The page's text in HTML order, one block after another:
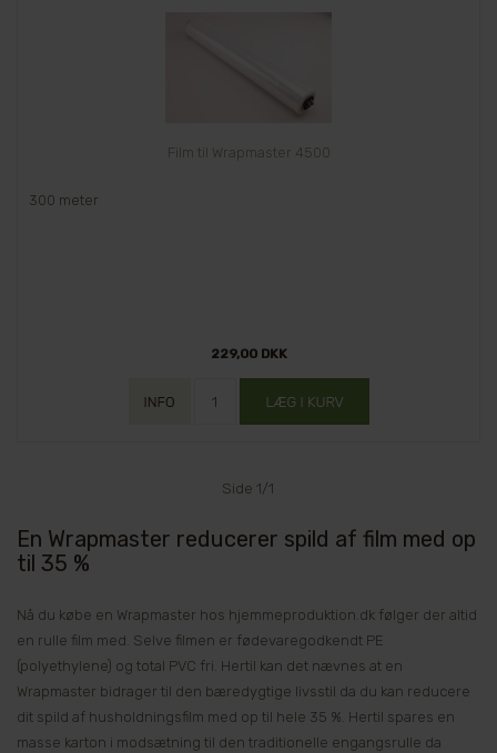
Film til Wrapmaster 4500
300 meter
229,00 DKK
Side 1/1
En Wrapmaster reducerer spild af film med op
til 35 %
Nå du købe en Wrapmaster hos hjemmeproduktion.dk følger der altid
en rulle film med. Selve filmen er fødevaregodkendt PE
(polyethylene) og total PVC fri. Hertil kan det nævnes at en
Wrapmaster bidrager til den bæredygtige livsstil da du kan reducere
dit spild af husholdningsfilm med op til hele 35 %. Hertil spares en
masse karton i modsætning til den traditionelle engangsrulle da